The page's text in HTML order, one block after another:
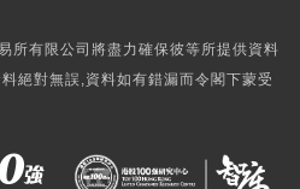
所有限公司將盡力確保彼等所提供資料
絕對無誤,資料如有錯漏而令閣下蒙受